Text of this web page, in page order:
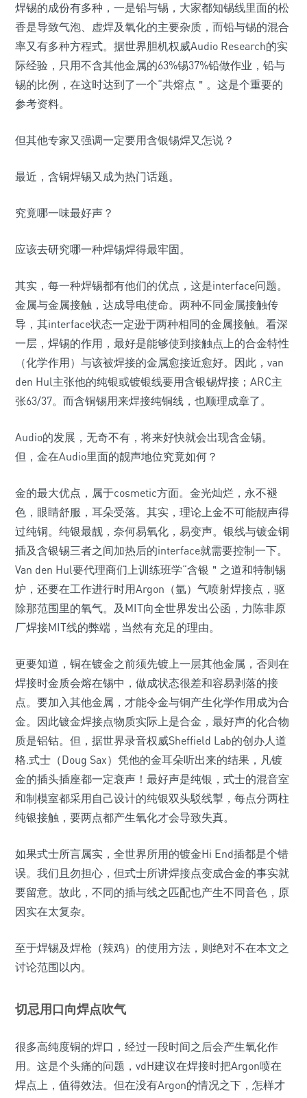
焊锡的成份有多种，一是铅与锡，大家都知锡线里面的松
香是导致气泡、虚焊及氧化的主要杂质，而铅与锡的混合
率又有多种方程式。据世界胆机权威Audio Research的实
际经验，只用不含其他金属的63%锡37%铅做作业，铅与
锡的比例，在这时达到了一个“共熔点＂。这是个重要的
参考资料。
但其他专家又强调一定要用含银锡焊又怎说？
最近，含铜焊锡又成为热门话题。
究竟哪一味最好声？
应该去研究哪一种焊锡焊得最牢固。
其实，每一种焊锡都有他们的优点，这是interface问题。
金属与金属接触，达成导电使命。两种不同金属接触传
导，其interface状态一定逊于两种相同的金属接触。看深
一层，焊锡的作用，最好是能够使到接触点上的合金特性
（化学作用）与该被焊接的金属愈接近愈好。因此，van
den Hul主张他的纯银或镀银线要用含银锡焊接；ARC主
张63/37。而含铜锡用来焊接纯铜线，也顺理成章了。
Audio的发展，无奇不有，将来好快就会出现含金锡。
但，金在Audio里面的靓声地位究竟如何？
金的最大优点，属于cosmetic方面。金光灿烂，永不褪
色，眼睛舒服，耳朵受落。其实，理论上金不可能靓声得
过纯铜。纯银最靓，奈何易氧化，易变声。银线与镀金铜
插及含银锡三者之间加热后的interface就需要控制一下。
Van den Hul要代理商们上训练班学“含银＂之道和特制锡
炉，还要在工作进行时用Argon（氩）气喷射焊接点，驱
除那范围里的氧气。及MIT向全世界发出公函，力陈非原
厂焊接MIT线的弊端，当然有充足的理由。
更要知道，铜在镀金之前须先镀上一层其他金属，否则在
焊接时金质会熔在锡中，做成状态很差和容易剥落的接
点。要加入其他金属，才能令金与铜产生化学作用成为合
金。因此镀金焊接点物质实际上是合金，最好声的化合物
质是铝钴。但，据世界录音权威Sheffield Lab的创办人道
格.式士（Doug Sax）凭他的金耳朵听出来的结果，凡镀
金的插头插座都一定衰声！最好声是纯银，式士的混音室
和制模室都采用自己设计的纯银双头駁线掣，每点分两柱
纯银接触，要两点都产生氧化才会导致失真。
如果式士所言属实，全世界所用的镀金Hi End插都是个错
误。我们且勿担心，但式士所讲焊接点变成合金的事实就
要留意。故此，不同的插与线之匹配也产生不同音色，原
因实在太复杂。
至于焊锡及焊枪（辣鸡）的使用方法，则绝对不在本文之
讨论范围以内。
切忌用口向焊点吹气
很多高纯度铜的焊口，经过一段时间之后会产生氧化作
用。这是个头痛的问题，vdH建议在焊接时把Argon喷在
焊点上，值得效法。但在没有Argon的情况之下，怎样才